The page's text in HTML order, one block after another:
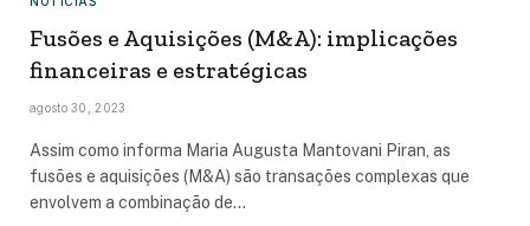
Fusões e Aquisições (M&A): implicações
financeiras e estratégicas
agosto 30, 2023
Assim como informa Maria Augusta Mantovani Piran, as
fusões e aquisições (M&A) são transações complexas que
envolvem a combinação de…